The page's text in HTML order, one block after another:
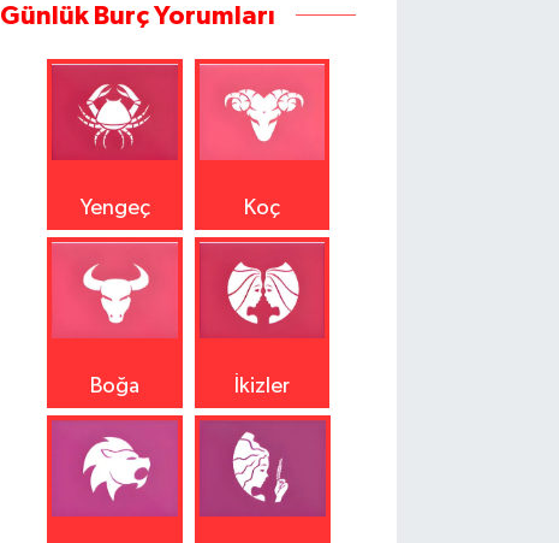
Günlük Burç Yorumları
Yengeç Koç
Boğa İkizler